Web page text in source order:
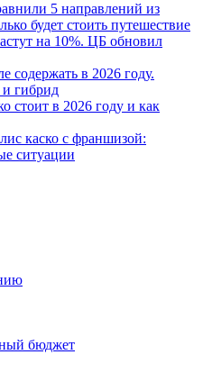
5 направлений из
будет стоить путешествие
на 10%. ЦБ обновил
содержать в 2026 году.
и гибрид
стоит в 2026 году и как
каско с франшизой:
ситуации
бюджет